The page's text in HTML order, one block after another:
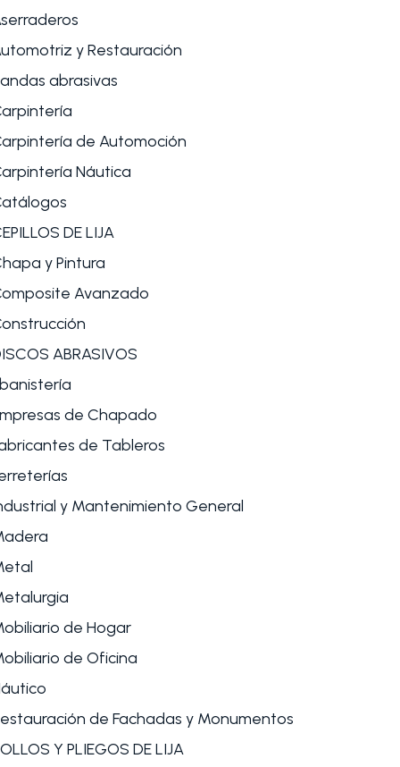
y Restauración
abrasivas
de Automoción
Náutica
DE LIJA
y Pintura
Avanzado
ABRASIVOS
de Chapado
de Tableros
y Mantenimiento General
de Hogar
de Oficina
de Fachadas y Monumentos
Y PLIEGOS DE LIJA